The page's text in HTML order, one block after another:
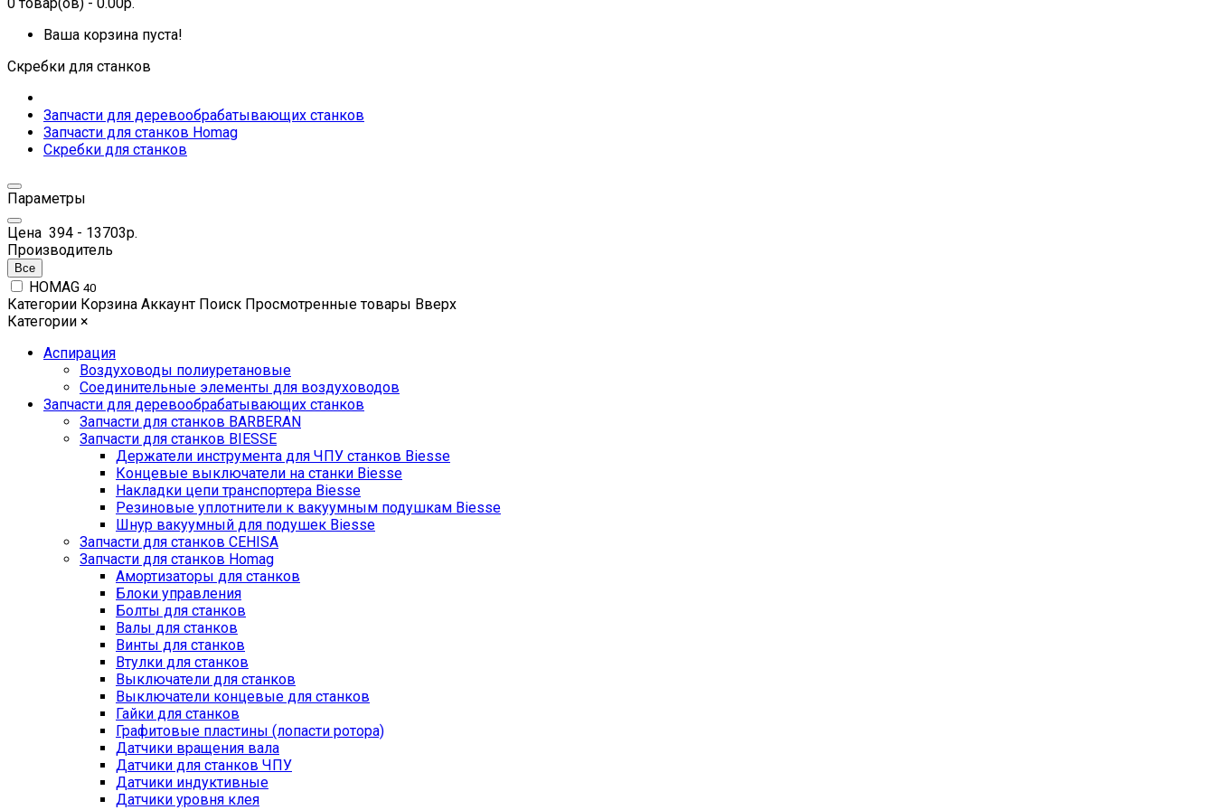
Ваша корзина пуста!
Скребки для станков
Запчасти для деревообрабатывающих станков
Запчасти для станков Homag
Скребки для станков
Параметры
Цена 394 - 13703р.
Производитель
Все
HOMAG 40
Категории Корзина Аккаунт Поиск Просмотренные товары Вверх
Категории ×
Аспирация
Воздуховоды полиуретановые
Соединительные элементы для воздуховодов
Запчасти для деревообрабатывающих станков
Запчасти для станков BARBERAN
Запчасти для станков BIESSE
Держатели инструмента для ЧПУ станков Biesse
Концевые выключатели на станки Biesse
Накладки цепи транспортера Biesse
Резиновые уплотнители к вакуумным подушкам Biesse
Шнур вакуумный для подушек Biesse
Запчасти для станков CEHISA
Запчасти для станков Homag
Амортизаторы для станков
Блоки управления
Болты для станков
Валы для станков
Винты для станков
Втулки для станков
Выключатели для станков
Выключатели концевые для станков
Гайки для станков
Графитовые пластины (лопасти ротора)
Датчики вращения вала
Датчики для станков ЧПУ
Датчики индуктивные
Датчики уровня клея